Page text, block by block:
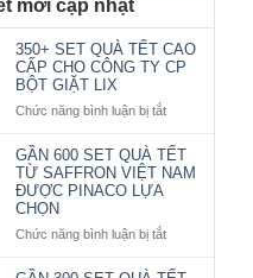
mới cập nhật
350+ SET QUÀ TẾT CAO
CẤP CHO CÔNG TY CP
BỘT GIẶT LIX
Chức năng bình luận bị tắt
SET
QUÀ
CÔNG
GẦN 600 SET QUÀ TẾT
TỪ SAFFRON VIỆT NAM
ĐƯỢC PINACO LỰA
CHỌN
Chức năng bình luận bị tắt
600